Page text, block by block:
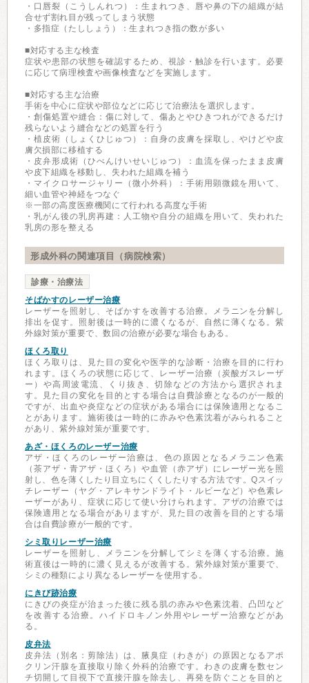
・口唇裂（こうしんれつ）：生まれつき、唇や鼻の下の組織が結
合せず割れ目が残ってしまう状態
・多指症（たししょう）：生まれつき指の数が多い
■対応する主な検査
症状や患部の状態を確認するため、視診・触診を行います。必要
に応じて病理検査や画像検査などを実施します。
■対応する主な治療
手術を中心に症状や部位などに応じて治療法を選択します。
・創傷処置や縫合：傷に対して、傷あとやひきつれができるだけ
残らないよう縫合などの処置を行う
・植皮術（しょくひじゅつ）：自身の皮膚を採取し、やけどや皮
膚欠損部に移植する
・皮弁形成術（ひべんけいせいじゅつ）：血流を保ったまま皮膚
や皮下組織を移動し、失われた組織を補う
・マイクロサージャリー（微小外科）：手術用顕微鏡を用いて、
細い血管や神経をつなぐ
※一部の高度医療機関にて行われる高度な手術
・乳がん後の乳房再建：人工物や自分の組織を用いて、失われた
乳房の形を整える
形成外科の関連項目（病院検索）
診療・治療法
そばかすのレーザー治療
レーザーを照射し、そばかすを改善する治療。メラニンを分解し
排出を促す。照射後は一時的に濃くなるが、自然に薄くなる。紫
外線対策が重要で、数回の治療が必要な場合もある。
ほくろ取り
ほくろ取りは、見た目の変化や医学的な診断・治療を目的に行わ
れます。ほくろの状態に応じて、レーザー治療（炭酸ガスレーザ
ー）や高周波電流、くり抜き、切除などの方法から選択されま
す。見た目の変化を目的とする場合は自費診療となるのが一般的
ですが、出血や炎症などの症状がある場合には保険適用となるこ
とがあります。施術後は一時的に赤みや色素沈着がみられること
があり、紫外線対策が重要です。
あざ・ほくろのレーザー治療
アザ・ほくろのレーザー治療は、色の原因となるメラニン色素
（茶アザ・青アザ・ほくろ）や血管（赤アザ）にレーザー光を照
射し、色を薄くしたり目立ちにくくしたりする方法です。Qスイッ
チレーザー（ヤグ・アレキサンドライト・ルビーなど）や色素レ
ーザーがあり、症状に応じて使い分けられます。アザの治療では
保険適用となる場合がありますが、見た目の改善を目的とする場
合は自費診療が一般的です。
シミ取りレーザー治療
レーザーを照射し、メラニンを分解してシミを薄くする治療。施
術直後は一時的に濃く見えるが改善する。紫外線対策が重要で、
シミの種類により異なるレーザーを使用する。
にきび跡治療
にきびの炎症が治まった後に残る肌の赤みや色素沈着、凸凹など
を改善する治療。ハイドロキノン外用やレーザー治療などがあ
る。
皮弁法
皮弁法（別名：剪除法）は、腋臭症（わきが）の原因となるアポ
クリン汗腺を直接取り除く外科的治療です。わきの皮膚を数セン
チ切開して目視下で直接汗腺を除去し、再発を防ぐことを目的と